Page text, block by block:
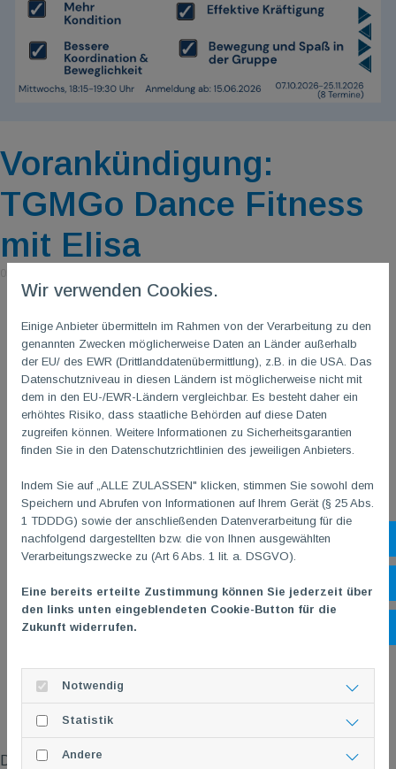
Vorankündigung:
TGMGo Dance Fitness
mit Elisa
Die Online-Anmeldung ist ab dem 15.06.2026 freigeschaltet.
Wir verwenden Cookies.
Einige Anbieter übermitteln im Rahmen von der Verarbeitung zu den
genannten Zwecken möglicherweise Daten an Länder außerhalb
der EU/ des EWR (Drittlanddatenübermittlung), z.B. in die USA. Das
Datenschutzniveau in diesen Ländern ist möglicherweise nicht mit
dem in den EU-/EWR-Ländern vergleichbar. Es besteht daher ein
erhöhtes Risiko, dass staatliche Behörden auf diese Daten
zugreifen können. Weitere Informationen zu Sicherheitsgarantien
finden Sie in den Datenschutzrichtlinien des jeweiligen Anbieters.
Indem Sie auf „ALLE ZULASSEN" klicken, stimmen Sie sowohl dem
Speichern und Abrufen von Informationen auf Ihrem Gerät (§ 25 Abs.
1 TDDDG) sowie der anschließenden Datenverarbeitung für die
nachfolgend dargestellten bzw. die von Ihnen ausgewählten
Verarbeitungszwecke zu (Art 6 Abs. 1 lit. a. DSGVO).
Eine bereits erteilte Zustimmung können Sie jederzeit über
den links unten eingeblendeten Cookie-Button für die
Zukunft widerrufen.
Notwendig
Statistik
Andere